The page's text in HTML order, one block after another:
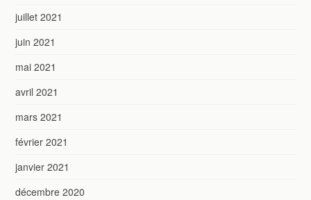
juillet 2021
juin 2021
mai 2021
avril 2021
mars 2021
février 2021
janvier 2021
décembre 2020